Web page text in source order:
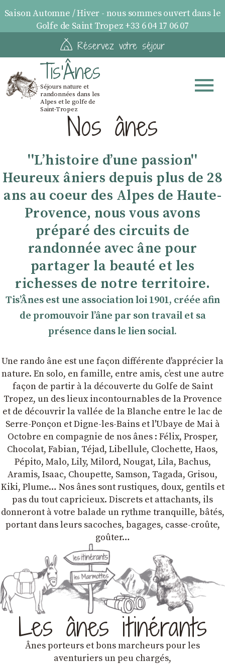
Saison Automne / Hiver - nous sommes ouvert dans le
Golfe de Saint Tropez +33 6 04 17 06 07
Réservez votre séjour
Tis'Ânes
Séjours nature et
randonnées dans les
Alpes et le golfe de
Saint-TropezNos ânes
''Lʼhistoire dʼune passion''
Heureux âniers depuis plus de 28
ans au coeur des Alpes de Haute-
Provence, nous vous avons
préparé des circuits de
randonnée avec âne pour
partager la beauté et les
richesses de notre territoire.
TisʼÂnes est une association loi 1901, créée afin
de promouvoir lʼâne par son travail et sa
présence dans le lien social.
Une rando âne est une façon différente d'apprécier la
nature. En solo, en famille, entre amis, cʼest une autre
façon de partir à la découverte du Golfe de Saint
Tropez, un des lieux incontournables de la Provence
et de découvrir la vallée de la Blanche entre le lac de
Serre-Ponçon et Digne-les-Bains et l'Ubaye de Mai à
Octobre en compagnie de nos ânes : Félix, Prosper,
Chocolat, Fabian, Téjad, Libellule, Clochette, Haos,
Pépito, Malo, Lily, Milord, Nougat, Lila, Bachus,
Aramis, Isaac, Choupette, Samson, Tagada, Grisou,
Kiki, Plume… Nos ânes sont rustiques, doux, gentils et
pas du tout capricieux. Discrets et attachants, ils
donneront à votre balade un rythme tranquille, bâtés,
portant dans leurs sacoches, bagages, casse-croûte,
goûter…
Les ânes itinérants
Ânes porteurs et bons marcheurs pour les
aventuriers un peu chargés,